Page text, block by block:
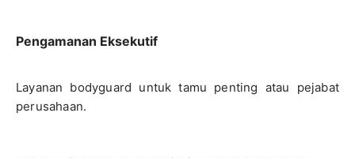
Pengamanan Eksekutif
Layanan bodyguard untuk tamu penting atau pejabat
perusahaan.